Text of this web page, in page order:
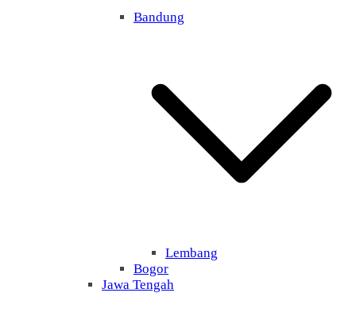
Bandung
Lembang
Bogor
Jawa Tengah